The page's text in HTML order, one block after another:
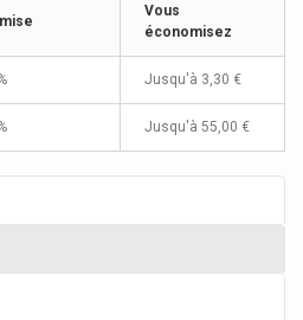
Vous
économisez
Jusqu'à 3,30 €
Jusqu'à 55,00 €